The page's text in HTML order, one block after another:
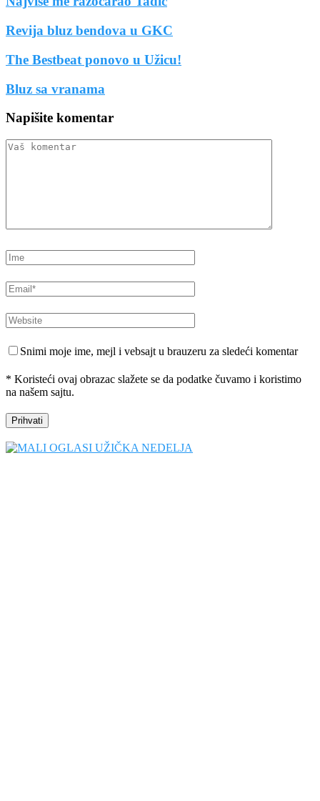
Revija bluz bendova u GKC
The Bestbeat ponovo u Užicu!
Bluz sa vranama
Napišite komentar
Snimi moje ime, mejl i vebsajt u brauzeru za sledeći komentar
* Koristeći ovaj obrazac slažete se da podatke čuvamo i koristimo
na našem sajtu.